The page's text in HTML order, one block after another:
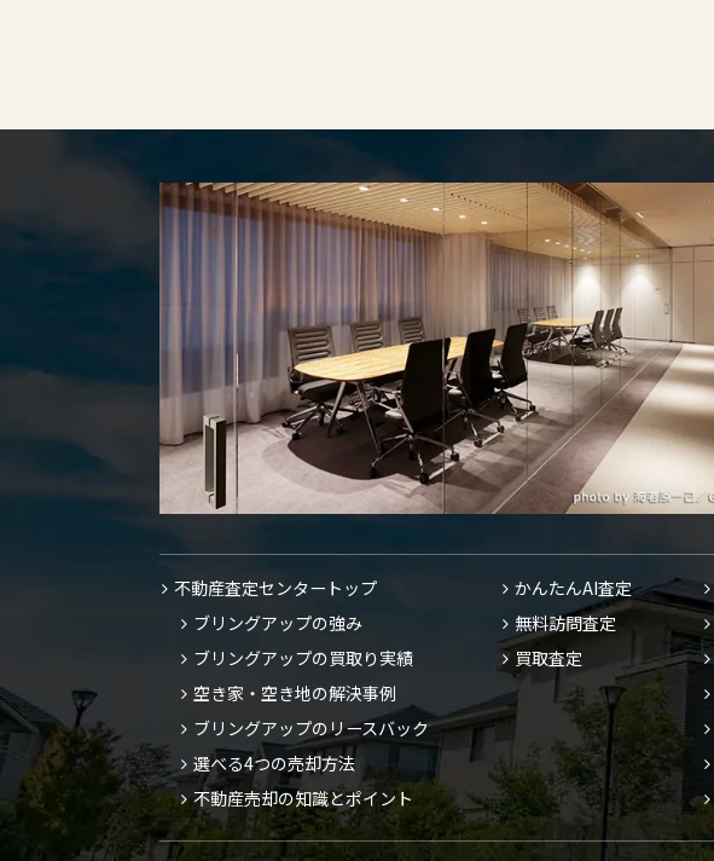
不動産査定センタートップ
ブリングアップの強み
ブリングアップの買取り実績
空き家・空き地の解決事例
ブリングアップのリースバック
選べる4つの売却方法
不動産売却の知識とポイント
かんたんAI査定
無料訪問査定
買取査定